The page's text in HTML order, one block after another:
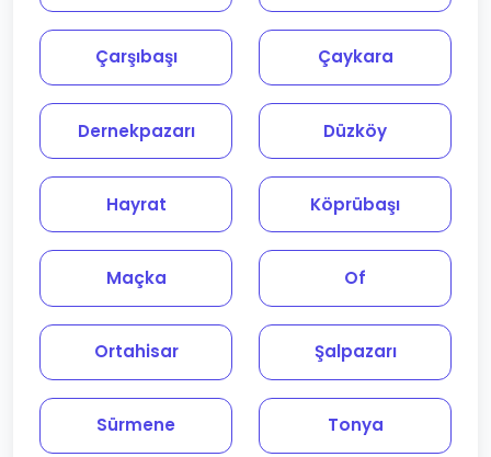
Çarşıbaşı Çaykara
Dernekpazarı Düzköy
Hayrat Köprübaşı
Maçka Of
Ortahisar Şalpazarı
Sürmene Tonya